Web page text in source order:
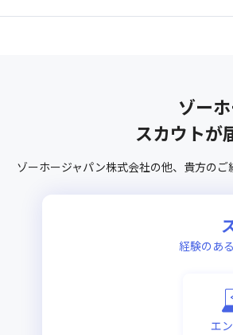
ゾー
スカウトが
ゾーホージャパン株式会社の他、 貴方のご
経験のあ
エ